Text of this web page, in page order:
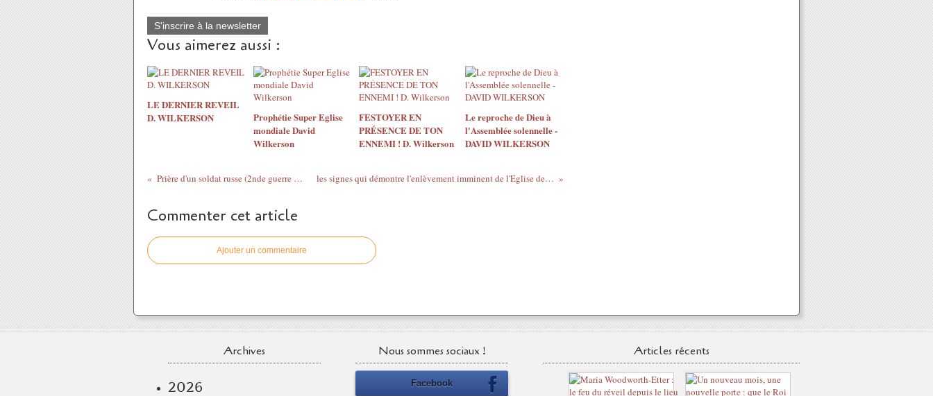
S'inscrire à la newsletter
Vous aimerez aussi :
LE DERNIER REVEIL
D. WILKERSON
Prophétie Super Eglise
mondiale David
Wilkerson
FESTOYER EN
PRÉSENCE DE TON
ENNEMI ! D. Wilkerson
Le reproche de Dieu à
l'Assemblée solennelle -
DAVID WILKERSON
Prière d'un soldat russe (2nde guerre mondiale) les signes qui démontre l'enlèvement imminent de l'Eglise de Jésus Christ
Commenter cet article
Ajouter un commentaire
Archives
2026
Nous sommes sociaux !
Facebook
Articles récents